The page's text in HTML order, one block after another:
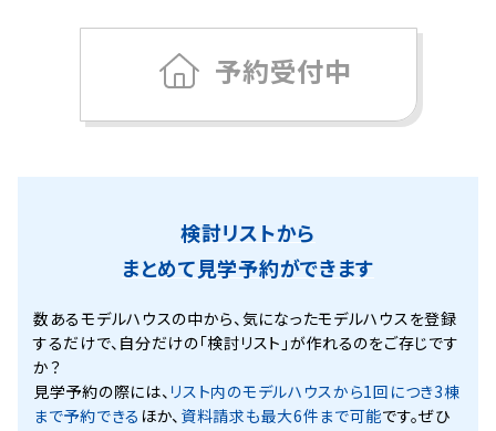
予約受付中
検討リストから
まとめて見学予約ができます
数あるモデルハウスの中から、気になったモデルハウスを登録
するだけで、 自分だけの「検討リスト」が作れるのをご存じです
か？
見学予約の際には、 リスト内のモデルハウスから1回につき3棟
まで予約できる ほか、 資料請求も最大6件まで可能です。ぜひ